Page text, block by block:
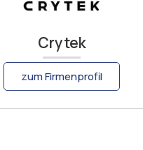
Crytek
zum Firmenprofil